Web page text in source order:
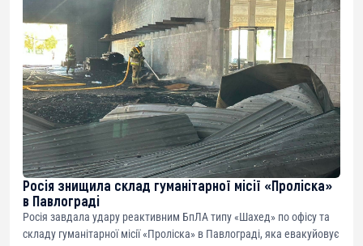
Росія знищила склад гуманітарної місії «Проліска»
в Павлограді
Росія завдала удару реактивним БпЛА типу «Шахед» по офісу та
складу гуманітарної місії «Проліска» в Павлограді, яка евакуйовує